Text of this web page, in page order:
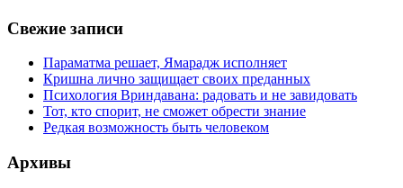
Свежие записи
Параматма решает, Ямарадж исполняет
Кришна лично защищает своих преданных
Психология Вриндавана: радовать и не завидовать
Тот, кто спорит, не сможет обрести знание
Редкая возможность быть человеком
Архивы